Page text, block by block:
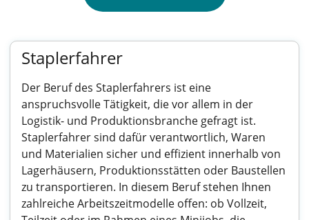
Staplerfahrer
Der Beruf des Staplerfahrers ist eine
anspruchsvolle Tätigkeit, die vor allem in der
Logistik- und Produktionsbranche gefragt ist.
Staplerfahrer sind dafür verantwortlich, Waren
und Materialien sicher und effizient innerhalb von
Lagerhäusern, Produktionsstätten oder Baustellen
zu transportieren. In diesem Beruf stehen Ihnen
zahlreiche Arbeitszeitmodelle offen: ob Vollzeit,